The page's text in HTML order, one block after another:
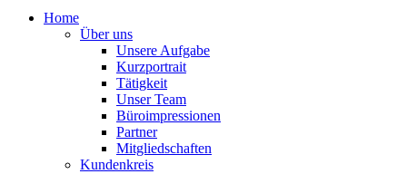
Home
Über uns
Unsere Aufgabe
Kurzportrait
Tätigkeit
Unser Team
Büroimpressionen
Partner
Mitgliedschaften
Kundenkreis